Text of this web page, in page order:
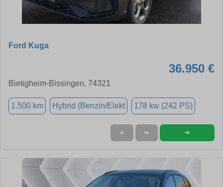
Ford Kuga
36.950 €
Bietigheim-Bissingen, 74321
1.500 km Hybrid (Benzin/Elekt 178 kw (242 PS)
★ ➦ ➜